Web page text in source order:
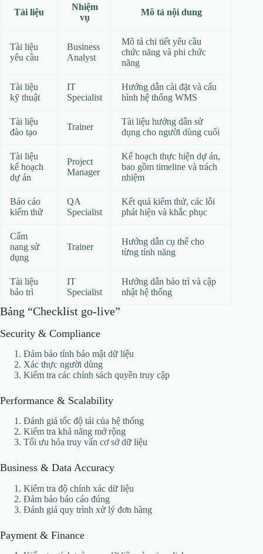
Tài liệu
Nhiệm
vụ
Mô tả nội dung
Tài liệu
yêu cầu
Business
Analyst
Mô tả chi tiết yêu cầu
chức năng và phi chức
năng
Tài liệu
kỹ thuật
IT
Specialist
Hướng dẫn cài đặt và cấu
hình hệ thống WMS
Tài liệu
đào tạo
Trainer
Tài liệu hướng dẫn sử
dụng cho người dùng cuối
Tài liệu
kế hoạch
dự án
Project
Manager
Kế hoạch thực hiện dự án,
bao gồm timeline và trách
nhiệm
Báo cáo
kiểm thử
QA
Specialist
Kết quả kiểm thử, các lỗi
phát hiện và khắc phục
Cẩm
nang sử
dụng
Trainer
Hướng dẫn cụ thể cho
từng tính năng
Tài liệu
bảo trì
IT
Specialist
Hướng dẫn bảo trì và cập
nhật hệ thống
Bảng “Checklist go-live”
Security & Compliance
Đảm bảo tính bảo mật dữ liệu
Xác thực người dùng
Kiểm tra các chính sách quyền truy cập
Performance & Scalability
Đánh giá tốc độ tải của hệ thống
Kiểm tra khả năng mở rộng
Tối ưu hóa truy vấn cơ sở dữ liệu
Business & Data Accuracy
Kiểm tra độ chính xác dữ liệu
Đảm bảo báo cáo đúng
Đánh giá quy trình xử lý đơn hàng
Payment & Finance